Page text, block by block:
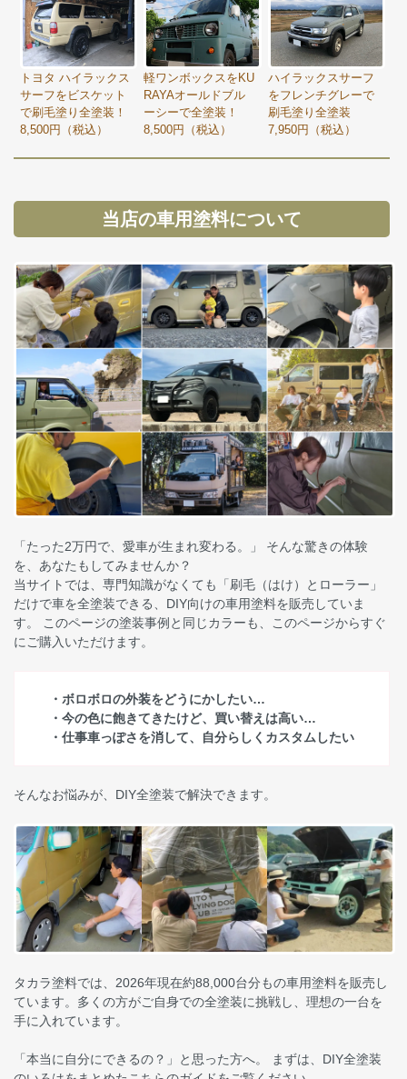
トヨタ ハイラックス
サーフをビスケット
で刷毛塗り全塗装！
8,500円（税込）
軽ワンボックスをKU
RAYAオールドブル
ーシーで全塗装！
8,500円（税込）
ハイラックスサーフ
をフレンチグレーで
刷毛塗り全塗装
7,950円（税込）
当店の車用塗料について
「たった2万円で、愛車が生まれ変わる。」 そんな驚きの体験
を、あなたもしてみませんか？
当サイトでは、専門知識がなくても「刷毛（はけ）とローラー」
だけで車を全塗装できる、DIY向けの車用塗料を販売していま
す。 このページの塗装事例と同じカラーも、このページからすぐ
にご購入いただけます。
・ボロボロの外装をどうにかしたい…
・今の色に飽きてきたけど、買い替えは高い…
・仕事車っぽさを消して、自分らしくカスタムしたい
そんなお悩みが、DIY全塗装で解決できます。
タカラ塗料では、2026年現在約88,000台分もの車用塗料を販売し
ています。多くの方がご自身での全塗装に挑戦し、理想の一台を
手に入れています。
「本当に自分にできるの？」と思った方へ。 まずは、DIY全塗装